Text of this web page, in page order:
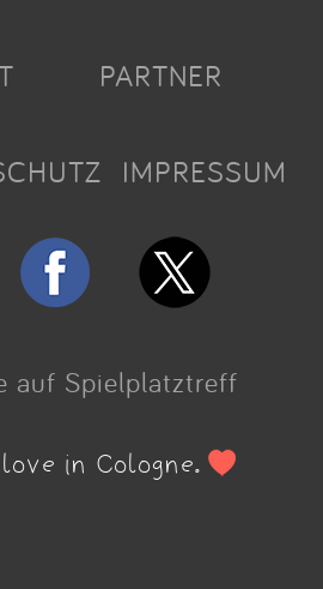
PARTNER
IMPRESSUM
auf Spielplatztreff
love in Cologne.